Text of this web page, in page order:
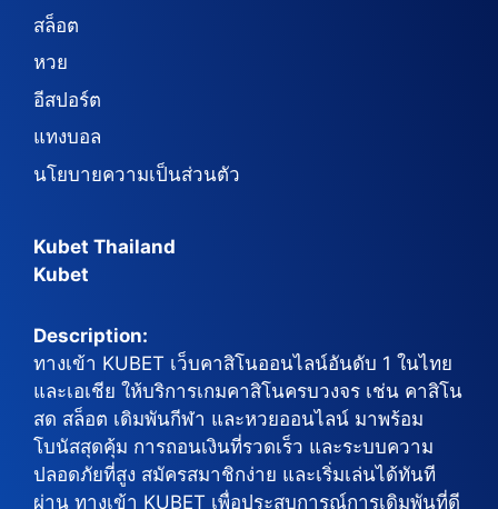
สล็อต
หวย
อีสปอร์ต
แทงบอล
นโยบายความเป็นส่วนตัว
Kubet Thailand
Kubet
Description:
ทางเข้า KUBET เว็บคาสิโนออนไลน์อันดับ 1 ในไทย
และเอเชีย ให้บริการเกมคาสิโนครบวงจร เช่น คาสิโน
สด สล็อต เดิมพันกีฬา และหวยออนไลน์ มาพร้อม
โบนัสสุดคุ้ม การถอนเงินที่รวดเร็ว และระบบความ
ปลอดภัยที่สูง สมัครสมาชิกง่าย และเริ่มเล่นได้ทันที
ผ่าน ทางเข้า KUBET เพื่อประสบการณ์การเดิมพันที่ดี